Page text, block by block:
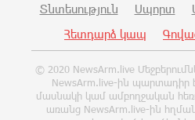
Ռուսաստանի
սարք
Տնտեսություն
Սպորտ
Հետդարձ կապ
© 2020 NewsArm.live
NewsArm.live-ին պարտադիր
մասնակի կամ ամբողջական
առանց NewsArm.live-ին